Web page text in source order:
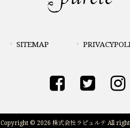
SITEMAP
Copyright © 2026 株式会社ラピュルテ All